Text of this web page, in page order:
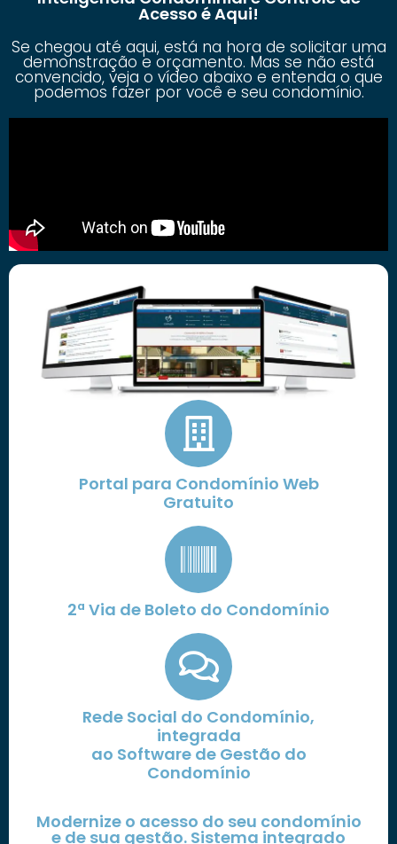
Acesso é Aqui!
Se chegou até aqui, está na hora de solicitar uma
demonstração e orçamento. Mas se não está
convencido, veja o vídeo abaixo e entenda o que
podemos fazer por você e seu condomínio.
Portal para Condomínio Web
Gratuito
2ª Via de Boleto do Condomínio
Rede Social do Condomínio,
integrada
ao Software de Gestão do
Condomínio
Modernize o acesso do seu condomínio
e de sua gestão. Sistema integrado